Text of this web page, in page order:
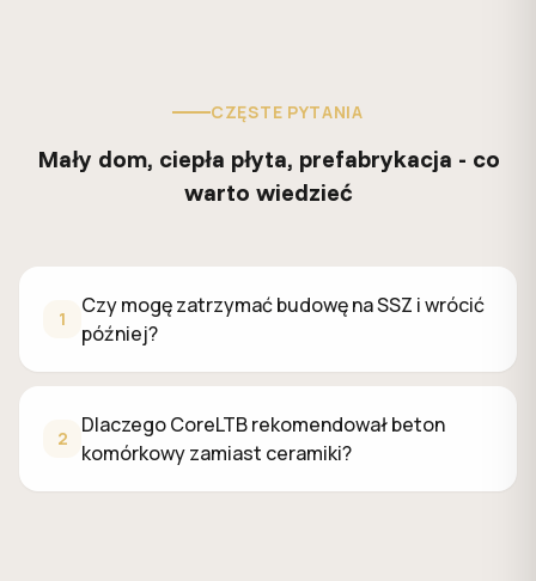
CZĘSTE PYTANIA
Mały dom, ciepła płyta, prefabrykacja - co
warto wiedzieć
1
Czy mogę zatrzymać budowę na SSZ i wrócić
później?
2
Dlaczego CoreLTB rekomendował beton
komórkowy zamiast ceramiki?
Czy mogę zatrzymać budowę na SSZ i wrócić później?
Tak, SSZ to bezpieczny "stop" jeśli wykonany
Dlaczego CoreLTB rekomendował beton komórkowy
Dla parterowego domu o tej powierzchni beton